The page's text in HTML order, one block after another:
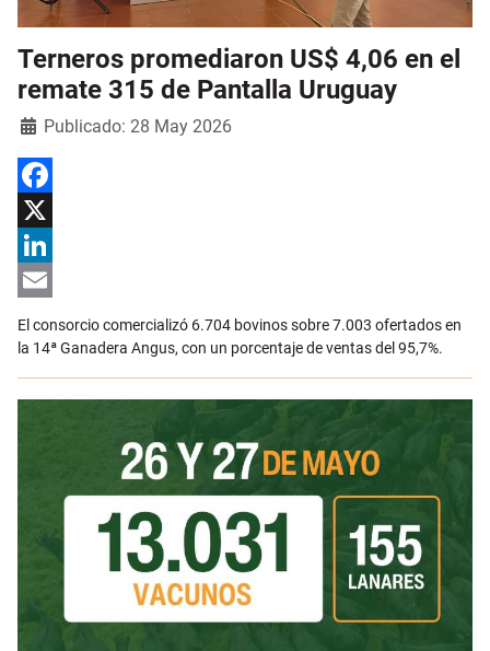
Terneros promediaron US$ 4,06 en el
remate 315 de Pantalla Uruguay
Detalles
Publicado: 28 May 2026
Facebook
X
LinkedIn
Email
El consorcio comercializó 6.704 bovinos sobre 7.003 ofertados en
la 14ª Ganadera Angus, con un porcentaje de ventas del 95,7%.